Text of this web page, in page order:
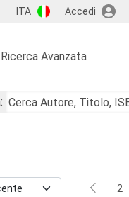
ITA Accedi
Ricerca Avanzata
2